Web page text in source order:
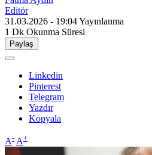
Editör
31.03.2026 - 19:04Yayınlanma
1 Dk Okunma Süresi
Paylaş
Linkedin
Pinterest
Telegram
Yazdır
Kopyala
A- A+